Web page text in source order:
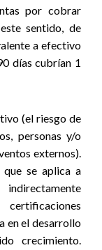
por cobrar
sentido, de
a efectivo
días cubrían 1
(el riesgo de
personas y/o
externos).
se aplica a
en el desarrollo
crecimiento.